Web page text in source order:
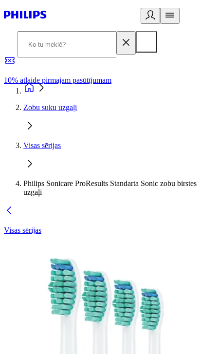
10% atlaide pirmajam pasūtījumam
Zobu suku uzgaļi
Visas sērijas
Philips Sonicare ProResults Standarta Sonic zobu birstes
uzgaļi
Visas sērijas